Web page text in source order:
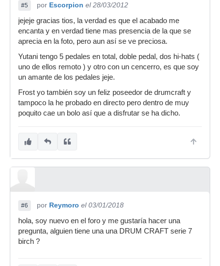
#5 por Escorpion el 28/03/2012
jejeje gracias tios, la verdad es que el acabado me
encanta y en verdad tiene mas presencia de la que se
aprecia en la foto, pero aun así se ve preciosa.
Yutani tengo 5 pedales en total, doble pedal, dos hi-hats (
uno de ellos remoto ) y otro con un cencerro, es que soy
un amante de los pedales jeje.
Frost yo también soy un feliz poseedor de drumcraft y
tampoco la he probado en directo pero dentro de muy
poquito cae un bolo así que a disfrutar se ha dicho.
#6 por Reymoro el 03/01/2018
hola, soy nuevo en el foro y me gustaría hacer una
pregunta, alguien tiene una una DRUM CRAFT serie 7
birch ?